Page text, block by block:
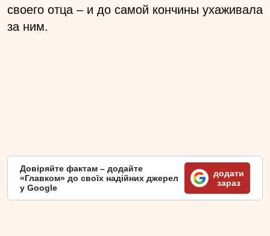
своего отца – и до самой кончины ухаживала
за ним.
Довіряйте фактам – додайте
«Главком» до своїх надійних джерел
у Google
додати
зараз